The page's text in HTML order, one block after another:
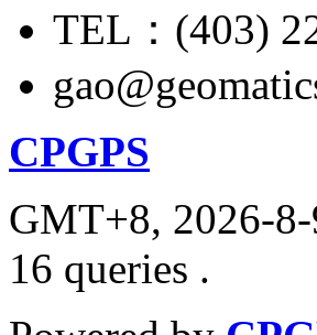
TEL：(403)
CPGPS
GMT+8, 2026-
16 queries .